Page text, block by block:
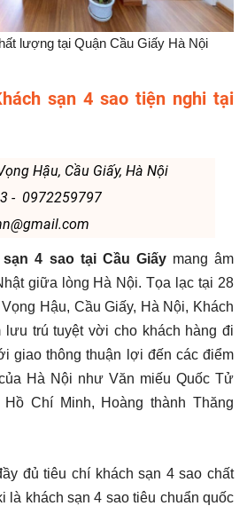
lượng tại Quận Cầu Giấy Hà Nội
sạn 4 sao tiện nghi tại
Hậu, Cầu Giấy, Hà Nội
- 0972259797
sạn 4 sao tại Cầu Giấymang âm
giữa lòng Hà Nội. Tọa lạc tại 28
Hậu, Cầu Giấy, Hà Nội, Khách
lưu trú tuyệt vời cho khách hàng đi
giao thông thuận lợi đến các điểm
Hà Nội như Văn miếu Quốc Tử
Chí Minh, Hoàng thành Thăng
đủ tiêu chí khách sạn 4 sao chất
là khách sạn 4 sao tiêu chuẩn quốc